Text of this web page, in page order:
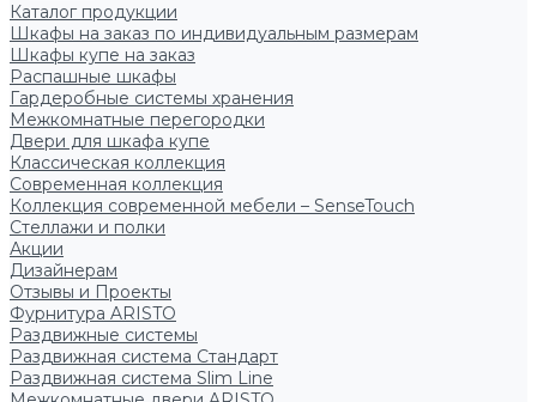
Каталог продукции
Шкафы на заказ по индивидуальным размерам
Шкафы купе на заказ
Распашные шкафы
Гардеробные системы хранения
Межкомнатные перегородки
Двери для шкафа купе
Классическая коллекция
Современная коллекция
Коллекция современной мебели – SenseTouch
Стеллажи и полки
Акции
Дизайнерам
Отзывы и Проекты
Фурнитура ARISTO
Раздвижные системы
Раздвижная система Стандарт
Раздвижная система Slim Line